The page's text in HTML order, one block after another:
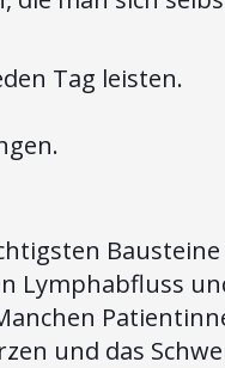
Tag leisten.
Lymphabfluss
und das